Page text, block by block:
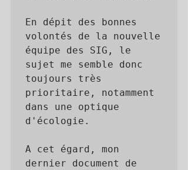
En dépit des bonnes
volontés de la nouvelle
équipe des SIG, le
sujet me semble donc
toujours très
prioritaire, notamment
dans une optique
d'écologie.
A cet égard, mon
dernier document de